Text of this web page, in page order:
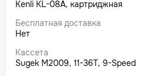
Kenli KL-08A, картриджная
Бесплатная доставка
Нет
Кассета
Sugek M2009, 11-36T, 9-Speed